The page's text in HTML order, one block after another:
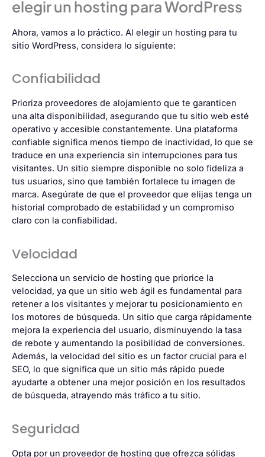
elegir un hosting para WordPress
Ahora, vamos a lo práctico. Al elegir un hosting para tu
sitio WordPress, considera lo siguiente:
Confiabilidad
Prioriza proveedores de alojamiento que te garanticen
una alta disponibilidad, asegurando que tu sitio web esté
operativo y accesible constantemente. Una plataforma
confiable significa menos tiempo de inactividad, lo que se
traduce en una experiencia sin interrupciones para tus
visitantes. Un sitio siempre disponible no solo fideliza a
tus usuarios, sino que también fortalece tu imagen de
marca. Asegúrate de que el proveedor que elijas tenga un
historial comprobado de estabilidad y un compromiso
claro con la confiabilidad.
Velocidad
Selecciona un servicio de hosting que priorice la
velocidad, ya que un sitio web ágil es fundamental para
retener a los visitantes y mejorar tu posicionamiento en
los motores de búsqueda. Un sitio que carga rápidamente
mejora la experiencia del usuario, disminuyendo la tasa
de rebote y aumentando la posibilidad de conversiones.
Además, la velocidad del sitio es un factor crucial para el
SEO, lo que significa que un sitio más rápido puede
ayudarte a obtener una mejor posición en los resultados
de búsqueda, atrayendo más tráfico a tu sitio.
Seguridad
Opta por un proveedor de hosting que ofrezca sólidas